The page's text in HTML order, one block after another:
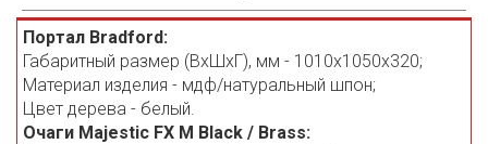
Портал Bradford:
Габаритный размер (ВхШхГ), мм - 1010х1050х320;
Материал изделия - мдф/натуральный шпон;
Цвет дерева - белый.
Очаги Majestic FX M Black / Brass: